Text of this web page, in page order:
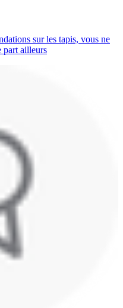
sur les tapis, vous ne
part ailleurs